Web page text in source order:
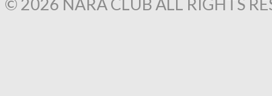
© 2026 NARA CLUB ALL RIGHTS